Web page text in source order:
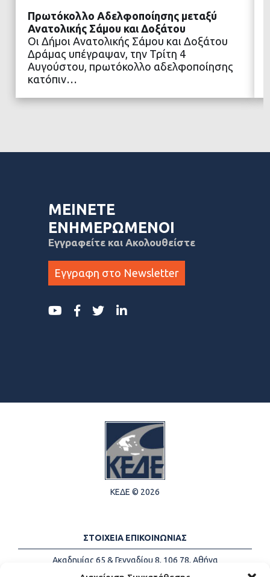
ΔΙΑΒΑΣΤΕ ΠΕΡΙΣΣΟΤΕΡΑ
Πρωτόκολλο Αδελφοποίησης μεταξύ
Ανατολικής Σάμου και Δοξάτου
Οι Δήμοι Ανατολικής Σάμου και Δοξάτου
Δράμας υπέγραψαν, την Τρίτη 4
Αυγούστου, πρωτόκολλο αδελφοποίησης
κατόπιν…
ΜΕΙΝΕΤΕ
ΕΝΗΜΕΡΩΜΕΝΟΙ
Εγγραφείτε και Ακολουθείστε
Εγγραφη στο Newsletter
ΚΕΔΕ © 2026
ΣΤΟΙΧΕΙΑ ΕΠΙΚΟΙΝΩΝΙΑΣ
Ακαδημίας 65 & Γενναδίου 8, 106 78, Αθήνα
Τηλέφωνα:
+30 213-2147500